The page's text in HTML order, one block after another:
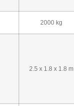
2000 kg
2.5 x 1.8 x 1.8 m